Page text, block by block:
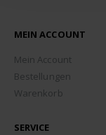
MEIN ACCOUNT
Mein Account
Bestellungen
Warenkorb
SERVICE